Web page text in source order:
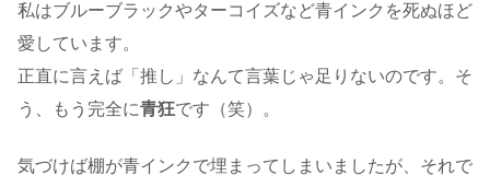
私はブルーブラックやターコイズなど青インクを死ぬほど
愛しています。
正直に言えば「推し」なんて言葉じゃ足りないのです。そ
う、もう完全に青狂です（笑）。
気づけば棚が青インクで埋まってしまいましたが、それで